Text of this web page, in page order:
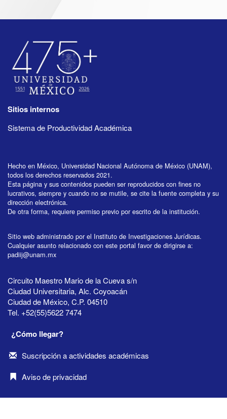
Sitios internos
Sistema de Productividad Académica
Hecho en México, Universidad Nacional Autónoma de México (UNAM),
todos los derechos reservados 2021.
Esta página y sus contenidos pueden ser reproducidos con fines no
lucrativos, siempre y cuando no se mutile, se cite la fuente completa y su
dirección electrónica.
De otra forma, requiere permiso previo por escrito de la institución.
Sitio web administrado por el Instituto de Investigaciones Jurídicas.
Cualquier asunto relacionado con este portal favor de dirigirse a:
padiij@unam.mx
Circuito Maestro Mario de la Cueva s/n
Ciudad Universitaria, Alc. Coyoacán
Ciudad de México, C.P. 04510
Tel. +52(55)5622 7474
¿Cómo llegar?
Suscripción a actividades académicas
Aviso de privacidad